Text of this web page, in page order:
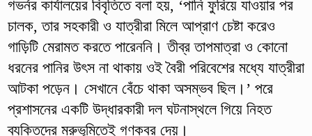
গভর্নর কার্যালয়ের বিবৃতিতে বলা হয়, ‘পানি ফুরিয়ে যাওয়ার পর
চালক, তার সহকারী ও যাত্রীরা মিলে আপ্রাণ চেষ্টা করেও
গাড়িটি মেরামত করতে পারেননি। তীব্র তাপমাত্রা ও কোনো
ধরনের পানির উৎস না থাকায় ওই বৈরী পরিবেশের মধ্যে যাত্রীরা
আটকা পড়েন। সেখানে বেঁচে থাকা অসম্ভব ছিল।’ পরে
প্রশাসনের একটি উদ্ধারকারী দল ঘটনাস্থলে গিয়ে নিহত
ব্যক্তিদের মরুভূমিতেই গণকবর দেয়।